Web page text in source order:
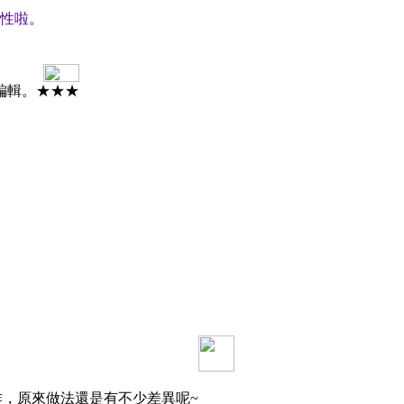
啦。
編輯。★★★
原來做法還是有不少差異呢~